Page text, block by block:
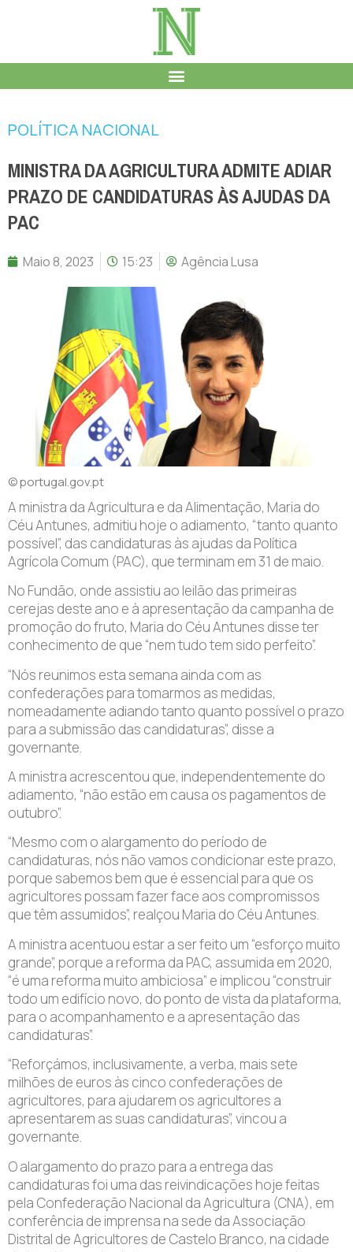
POLÍTICA NACIONAL
MINISTRA DA AGRICULTURA ADMITE ADIAR
PRAZO DE CANDIDATURAS ÀS AJUDAS DA
PAC
Maio 8, 2023 15:23 Agência Lusa
© portugal.gov.pt
A ministra da Agricultura e da Alimentação, Maria do
Céu Antunes, admitiu hoje o adiamento, “tanto quanto
possível”, das candidaturas às ajudas da Política
Agrícola Comum (PAC), que terminam em 31 de maio.
No Fundão, onde assistiu ao leilão das primeiras
cerejas deste ano e à apresentação da campanha de
promoção do fruto, Maria do Céu Antunes disse ter
conhecimento de que “nem tudo tem sido perfeito”.
“Nós reunimos esta semana ainda com as
confederações para tomarmos as medidas,
nomeadamente adiando tanto quanto possível o prazo
para a submissão das candidaturas”, disse a
governante.
A ministra acrescentou que, independentemente do
adiamento, “não estão em causa os pagamentos de
outubro”.
“Mesmo com o alargamento do período de
candidaturas, nós não vamos condicionar este prazo,
porque sabemos bem que é essencial para que os
agricultores possam fazer face aos compromissos
que têm assumidos”, realçou Maria do Céu Antunes.
A ministra acentuou estar a ser feito um “esforço muito
grande”, porque a reforma da PAC, assumida em 2020,
“é uma reforma muito ambiciosa” e implicou “construir
todo um edifício novo, do ponto de vista da plataforma,
para o acompanhamento e a apresentação das
candidaturas”.
“Reforçámos, inclusivamente, a verba, mais sete
milhões de euros às cinco confederações de
agricultores, para ajudarem os agricultores a
apresentarem as suas candidaturas”, vincou a
governante.
O alargamento do prazo para a entrega das
candidaturas foi uma das reivindicações hoje feitas
pela Confederação Nacional da Agricultura (CNA), em
conferência de imprensa na sede da Associação
Distrital de Agricultores de Castelo Branco, na cidade